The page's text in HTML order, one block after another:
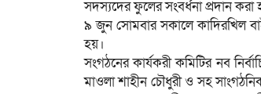
সদস্যদের ফুলের সংবর্ধনা প্রদান করা
৯ জুন সোমবার সকালে কাদিরখিল
হয়।
সংগঠনের কার্যকরী কমিটির নব
মাওলা শাহীন চৌধুরী ও সহ